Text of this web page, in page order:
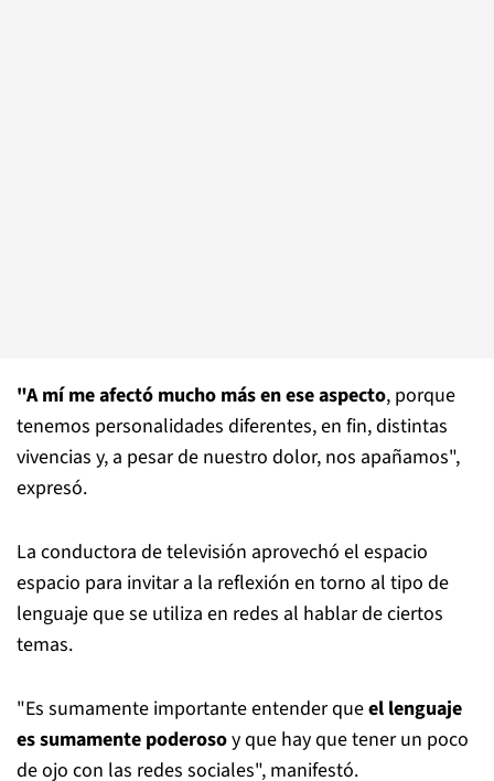
"A mí me afectó mucho más en ese aspecto, porque
tenemos personalidades diferentes, en fin, distintas
vivencias y, a pesar de nuestro dolor, nos apañamos",
expresó.
La conductora de televisión aprovechó el espacio
espacio para invitar a la reflexión en torno al tipo de
lenguaje que se utiliza en redes al hablar de ciertos
temas.
"Es sumamente importante entender queel lenguaje
es sumamente poderosoy que hay que tener un poco
de ojo con las redes sociales", manifestó.